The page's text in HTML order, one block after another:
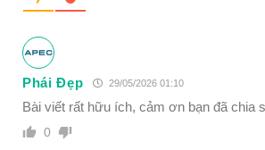
Phái Đẹp 29/05/2026 01:10
Bài viết rất hữu ích, cảm ơn bạn đã chia
0